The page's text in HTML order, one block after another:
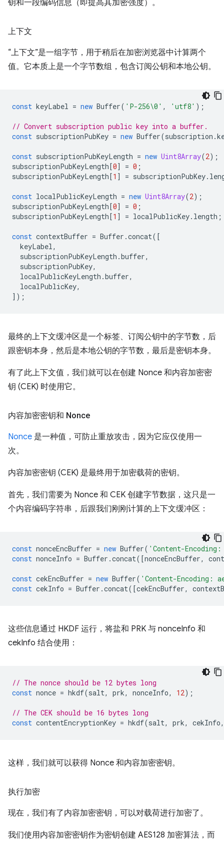
钥和一段编码信息（即提高其加密强度）。
上下文
“上下文”是一组字节，用于稍后在加密浏览器中计算两个
值。它本质上是一个字节数组，包含订阅公钥和本地公钥。
const keyLabel = new Buffer( 'P-256\0' , 'utf8' );
// Convert subscription public key into a buffer.
const subscriptionPubKey = new Buffer(subscription .
const subscriptionPubKeyLength = new Uint8Array(2);
subscriptionPubKeyLength [0] = 0 ;
subscriptionPubKeyLength [1 ] = subscriptionPubKey.
const localPublicKeyLength = new Uint8Array(2);
subscriptionPubKeyLength [0] = 0 ;
subscriptionPubKeyLength [1 ] = localPublicKey. length ;
const contextBuffer = Buffer .concat([
keyLabel,
subscriptionPubKeyLength .buffer,
subscriptionPubKey,
localPublicKeyLength .buffer,
localPublicKey,
]);
最终的上下文缓冲区是一个标签、订阅公钥中的字节数，后
跟密钥本身，然后是本地公钥的字节数，最后是密钥本身。
有了此上下文值，我们就可以在创建 Nonce 和内容加密密
钥 (CEK) 时使用它。
内容加密密钥和 Nonce
Nonce 是一种值，可防止重放攻击，因为它应仅使用一
次。
内容加密密钥 (CEK) 是最终用于加密载荷的密钥。
首先，我们需要为 Nonce 和 CEK 创建字节数据，这只是一
个内容编码字符串，后跟我们刚刚计算的上下文缓冲区：
const nonceEncBuffer = new Buffer( 'Content-
const nonceInfo = Buffer .concat([nonceEncBuffer,
const cekEncBuffer = new Buffer( 'Content-Encoding:
const cekInfo = Buffer .concat([cekEncBuffer,
这些信息通过 HKDF 运行，将盐和 PRK 与 nonceInfo 和
cekInfo 结合使用：
// The nonce should be 12 bytes long
const nonce = hkdf(salt, prk, nonceInfo, 12);
// The CEK should be 16 bytes long
const contentEncryptionKey = hkdf(salt, prk, cekInfo,
这样，我们就可以获得 Nonce 和内容加密密钥。
执行加密
现在，我们有了内容加密密钥，可以对载荷进行加密了。
我们使用内容加密密钥作为密钥创建 AES128 加密算法，而